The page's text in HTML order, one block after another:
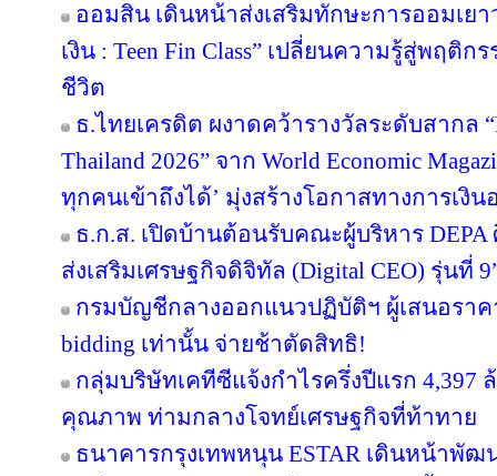
ออมสิน เดินหน้าส่งเสริมทักษะการออมเยา
เงิน : Teen Fin Class” เปลี่ยนความรู้สู่พฤติ
ชีวิต
ธ.ไทยเครดิต ผงาดคว้ารางวัลระดับสากล
Thailand 2026” จาก World Economic
ทุกคนเข้าถึงได้’ มุ่งสร้างโอกาสทางการเงิน
ธ.ก.ส. เปิดบ้านต้อนรับคณะผู้บริหาร
ส่งเสริมเศรษฐกิจดิจิทัล (Digital CEO) รุ่นที่
กรมบัญชีกลางออกแนวปฏิบัติฯ ผู้เสนอราค
bidding เท่านั้น จ่ายช้าตัดสิทธิ!
กลุ่มบริษัทเคทีซีแจ้งกำไรครึ่งปีแรก 4,397
คุณภาพ ท่ามกลางโจทย์เศรษฐกิจที่ท้าทาย
ธนาคารกรุงเทพหนุน ESTAR เดินหน้าพัฒน